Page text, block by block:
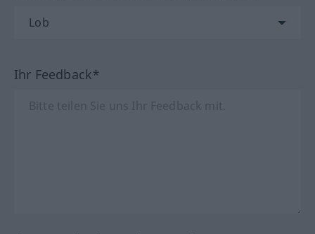
Ihr Feedback*